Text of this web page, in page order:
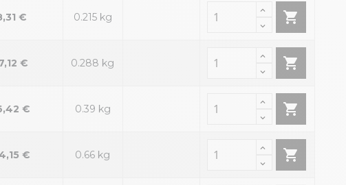
€ 0.215 kg 
€ 0.288 kg 
€ 0.39 kg 
€ 0.66 kg 